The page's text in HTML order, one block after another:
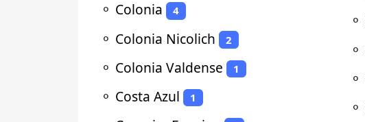
⚬ Colonia 4
⚬ Colonia Nicolich 2
⚬ Colonia Valdense 1
⚬ Costa Azul 1
⚬
⚬
⚬
⚬